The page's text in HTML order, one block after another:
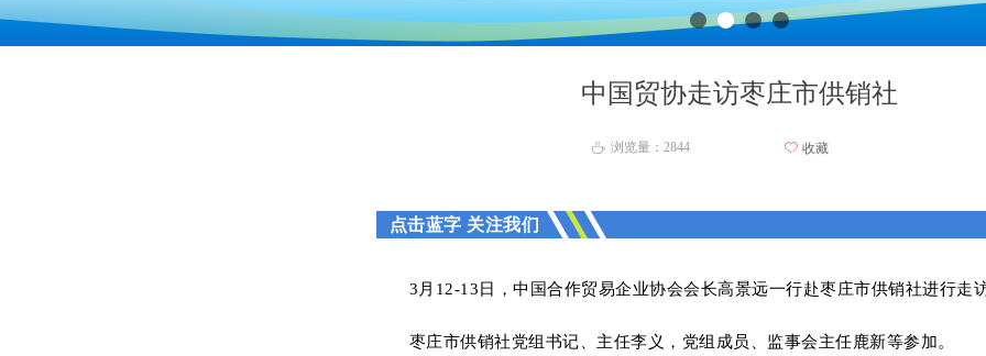
中国贸协走访枣庄市供销社
点击蓝字 关注我们
3月12-13日，中国合作贸易企业协会会长高景远一行赴枣庄市供销社进行走
枣庄市供销社党组书记、主任李义，党组成员、监事会主任鹿新等参加。
ꄘ 浏览量： 2844 ꄀ 收藏